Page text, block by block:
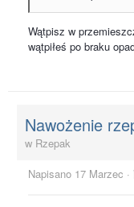
Wątpisz w
wątpiłeś po braku
Nawożenie
w Rzepak
Napisano 17 Marzec ·